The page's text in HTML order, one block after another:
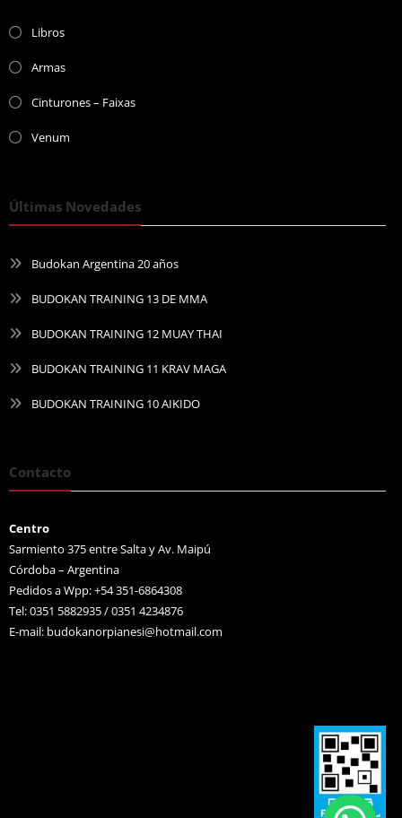
Libros
Armas
Cinturones – Faixas
Venum
Últimas Novedades
Budokan Argentina 20 años
BUDOKAN TRAINING 13 DE MMA
BUDOKAN TRAINING 12 MUAY THAI
BUDOKAN TRAINING 11 KRAV MAGA
BUDOKAN TRAINING 10 AIKIDO
Contacto
Centro
Sarmiento 375 entre Salta y Av. Maipú
Córdoba – Argentina
Pedidos a Wpp: +54 351-6864308
Tel: 0351 5882935 / 0351 4234876
E-mail: budokanorpianesi@hotmail.com